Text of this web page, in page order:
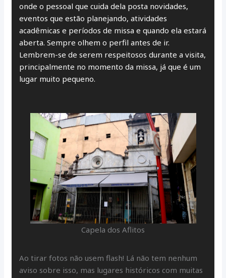
onde o pessoal que cuida dela posta novidades,
eventos que estão planejando, atividades
acadêmicas e períodos de missa e quando ela estará
aberta. Sempre olhem o perfil antes de ir.
Lembrem-se de serem respeitosos durante a visita,
principalmente no momento da missa, já que é um
lugar muito pequeno.
Capela dos Aflitos
Ao tirar fotos não usem flash! Lá não tem nenhum
aviso sobre isso, mas lugares históricos com muitas